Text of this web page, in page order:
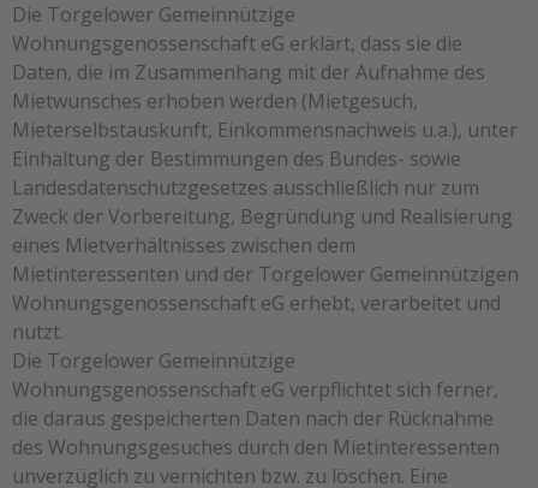
Die Torgelower Gemeinnützige
Wohnungsgenossenschaft eG erklärt, dass sie die
Daten, die im Zusammenhang mit der Aufnahme des
Mietwunsches erhoben werden (Mietgesuch,
Mieterselbstauskunft, Einkommensnachweis u.a.), unter
Einhaltung der Bestimmungen des Bundes- sowie
Landesdatenschutzgesetzes ausschließlich nur zum
Zweck der Vorbereitung, Begründung und Realisierung
eines Mietverhältnisses zwischen dem
Mietinteressenten und der Torgelower Gemeinnützigen
Wohnungsgenossenschaft eG erhebt, verarbeitet und
nutzt.
Die Torgelower Gemeinnützige
Wohnungsgenossenschaft eG verpflichtet sich ferner,
die daraus gespeicherten Daten nach der Rücknahme
des Wohnungsgesuches durch den Mietinteressenten
unverzüglich zu vernichten bzw. zu löschen. Eine